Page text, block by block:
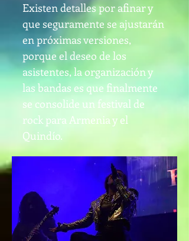
Existen detalles por afinar y
que seguramente se ajustarán
en próximas versiones,
porque el deseo de los
asistentes, la organización y
las bandas es que finalmente
se consolide un festival de
rock para Armenia y el
Quindío.